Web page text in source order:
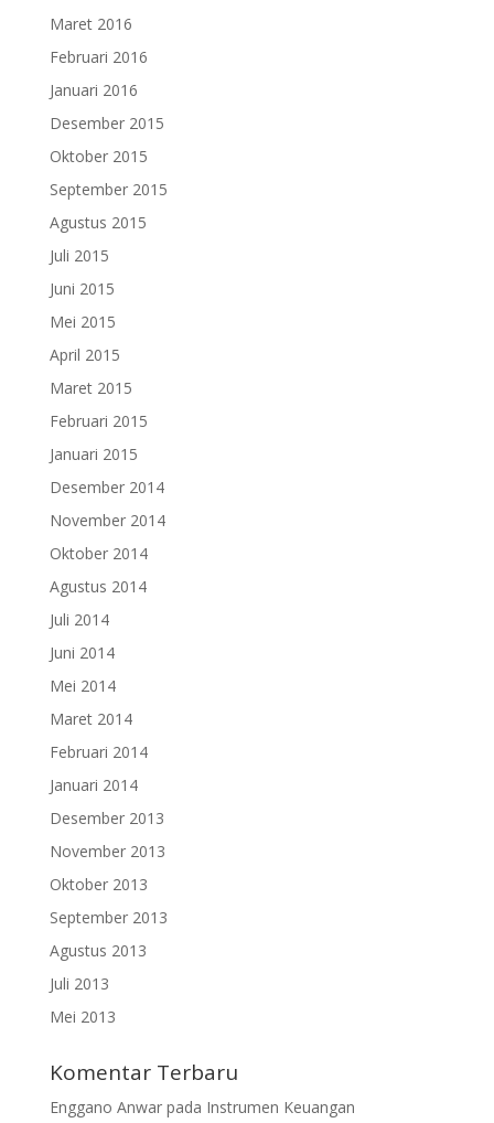
Maret 2016
Februari 2016
Januari 2016
Desember 2015
Oktober 2015
September 2015
Agustus 2015
Juli 2015
Juni 2015
Mei 2015
April 2015
Maret 2015
Februari 2015
Januari 2015
Desember 2014
November 2014
Oktober 2014
Agustus 2014
Juli 2014
Juni 2014
Mei 2014
Maret 2014
Februari 2014
Januari 2014
Desember 2013
November 2013
Oktober 2013
September 2013
Agustus 2013
Juli 2013
Mei 2013
Komentar Terbaru
Enggano Anwarpada Instrumen Keuangan